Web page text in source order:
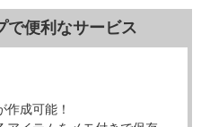
で便利なサービス
作成可能！